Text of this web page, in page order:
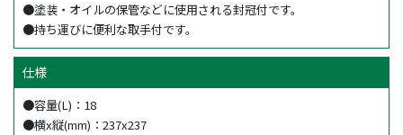
●塗装・オイルの保管などに使用される封冠付です。
●持ち運びに便利な取手付です。
仕様
●容量(L)：18
●横x縦(mm)：237x237